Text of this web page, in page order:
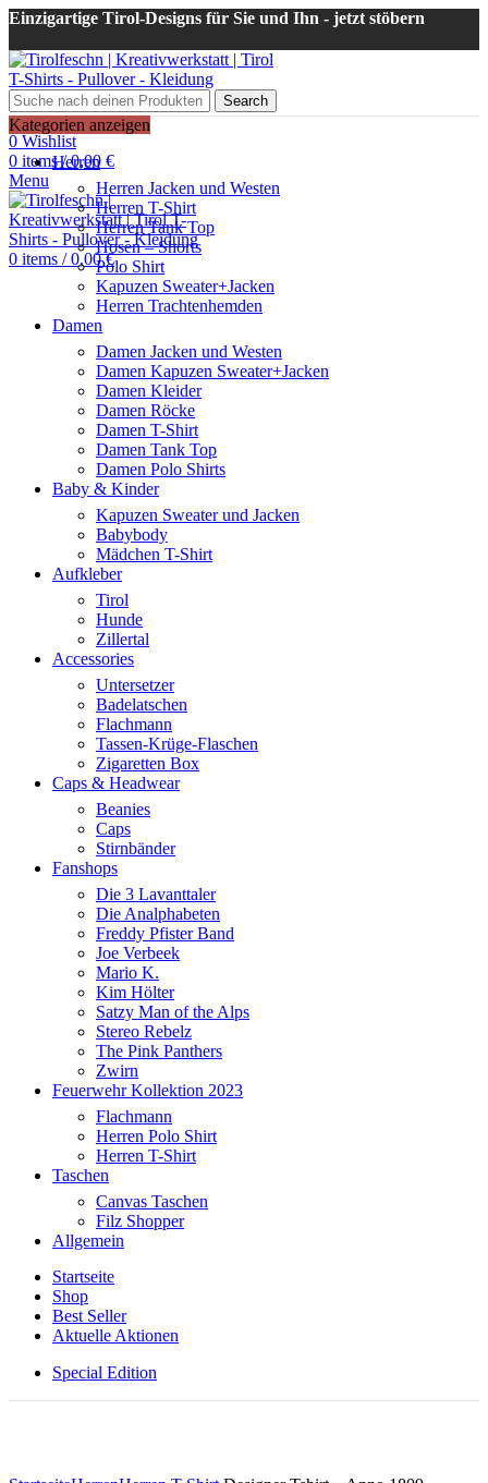
Einzigartige Tirol-Designs für Sie und Ihn - jetzt stöbern
Search
Login / Register
0 Wishlist
0 items / 0,00 €
Menu
0 items / 0,00€
Kategorien anzeigen
Herren
Herren Jacken und Westen
Herren T-Shirt
Herren Tank Top
Hosen – Shorts
Polo Shirt
Kapuzen Sweater+Jacken
Herren Trachtenhemden
Damen
Damen Jacken und Westen
Damen Kapuzen Sweater+Jacken
Damen Kleider
Damen Röcke
Damen T-Shirt
Damen Tank Top
Damen Polo Shirts
Baby & Kinder
Kapuzen Sweater und Jacken
Babybody
Mädchen T-Shirt
Aufkleber
Tirol
Hunde
Zillertal
Accessories
Untersetzer
Badelatschen
Flachmann
Tassen-Krüge-Flaschen
Zigaretten Box
Caps & Headwear
Beanies
Caps
Stirnbänder
Fanshops
Die 3 Lavanttaler
Die Analphabeten
Freddy Pfister Band
Joe Verbeek
Mario K.
Kim Hölter
Satzy Man of the Alps
Stereo Rebelz
The Pink Panthers
Zwirn
Feuerwehr Kollektion 2023
Flachmann
Herren Polo Shirt
Herren T-Shirt
Taschen
Canvas Taschen
Filz Shopper
Allgemein
Startseite
Shop
Best Seller
Aktuelle Aktionen
Special Edition